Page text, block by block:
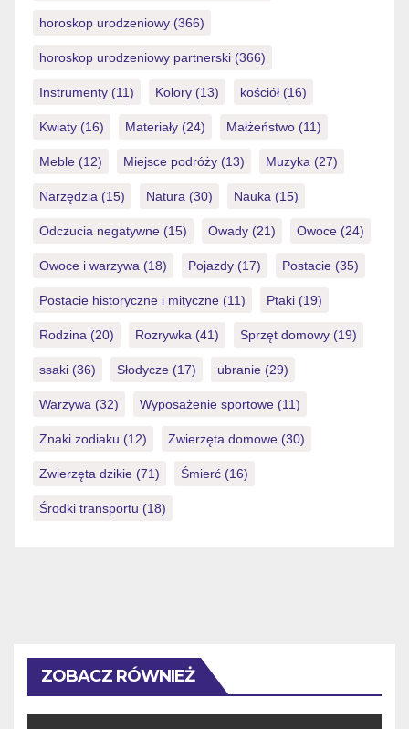
horoskop urodzeniowy (366)
horoskop urodzeniowy partnerski (366)
Instrumenty (11) Kolory (13) kościół (16)
Kwiaty (16) Materiały (24) Małżeństwo (11)
Meble (12) Miejsce podróży (13) Muzyka (27)
Narzędzia (15) Natura (30) Nauka (15)
Odczucia negatywne (15) Owady (21) Owoce (24)
Owoce i warzywa (18) Pojazdy (17) Postacie (35)
Postacie historyczne i mityczne (11) Ptaki (19)
Rodzina (20) Rozrywka (41) Sprzęt domowy (19)
ssaki (36) Słodycze (17) ubranie (29)
Warzywa (32) Wyposażenie sportowe (11)
Znaki zodiaku (12) Zwierzęta domowe (30)
Zwierzęta dzikie (71) Śmierć (16)
Środki transportu (18)
ZOBACZ RÓWNIEŻ